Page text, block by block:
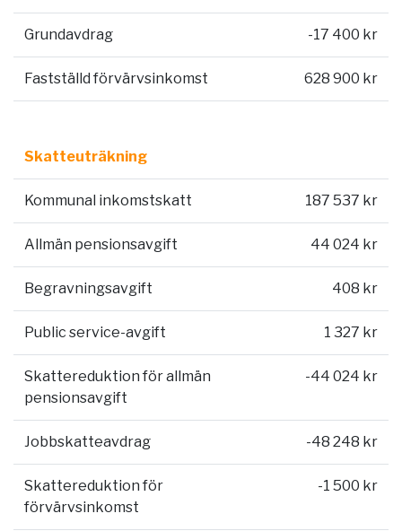
Grundavdrag -17 400 kr
Fastställd förvärvsinkomst 628 900 kr
Skatteuträkning
Kommunal inkomstskatt 187 537 kr
Allmän pensionsavgift 44 024 kr
Begravningsavgift 408 kr
Public service-avgift 1 327 kr
Skattereduktion för allmän
pensionsavgift
-44 024 kr
Jobbskatteavdrag -48 248 kr
Skattereduktion för
förvärvsinkomst
-1 500 kr